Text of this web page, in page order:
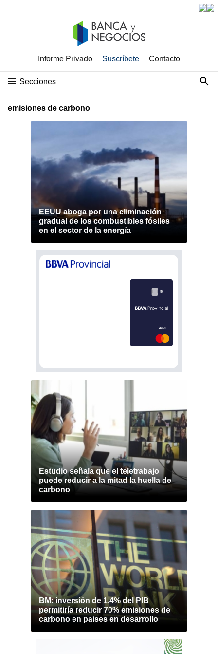
Informe Privado Suscríbete Contacto
Secciones
emisiones de carbono
EEUU aboga por una eliminación
gradual de los combustibles fósiles
en el sector de la energía
Estudio señala que el teletrabajo
puede reducir a la mitad la huella de
carbono
BM: inversión de 1,4% del PIB
permitiría reducir 70% emisiones de
carbono en países en desarrollo